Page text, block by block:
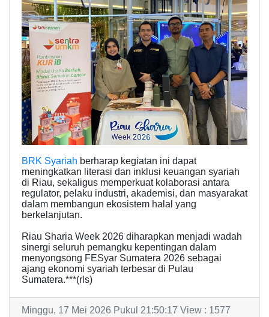
BRK Syariah berharap kegiatan ini dapat
meningkatkan literasi dan inklusi keuangan syariah
di Riau, sekaligus memperkuat kolaborasi antara
regulator, pelaku industri, akademisi, dan masyarakat
dalam membangun ekosistem halal yang
berkelanjutan.
Riau Sharia Week 2026 diharapkan menjadi wadah
sinergi seluruh pemangku kepentingan dalam
menyongsong FESyar Sumatera 2026 sebagai
ajang ekonomi syariah terbesar di Pulau
Sumatera.***(rls)
Minggu, 17 Mei 2026 Pukul 21:50:17 View : 1577